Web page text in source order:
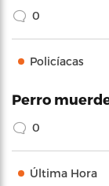
0
Policíacas
Perro
0
Última Hora